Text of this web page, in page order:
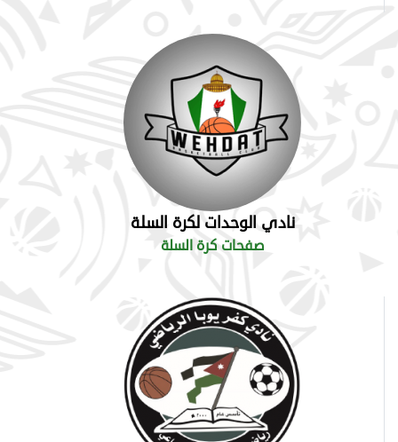
نادي الوحدات لكرة السلة
صفحات كرة السلة